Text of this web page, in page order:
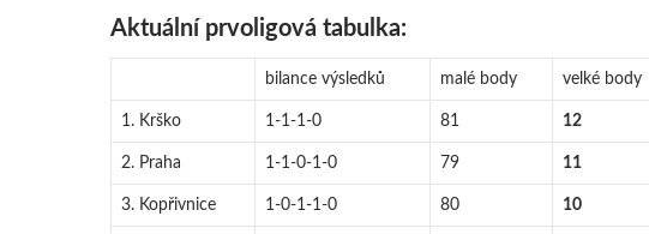
Aktuální prvoligová tabulka:
bilance výsledků malé body velké body
1. Krško 1-1-1-0 81 12
2. Praha 1-1-0-1-0 79 11
3. Kopřivnice 1-0-1-1-0 80 10